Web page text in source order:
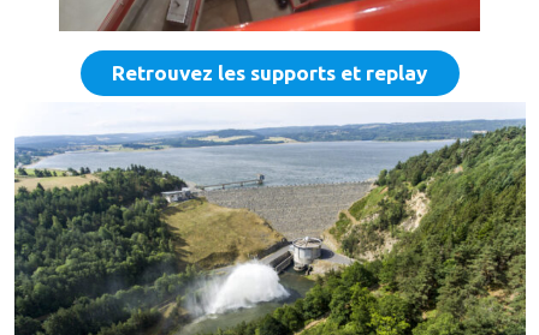
Retrouvez les supports et replay